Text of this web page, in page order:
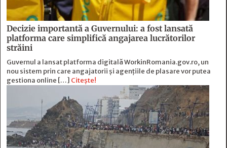
Decizie importantă a Guvernului: a fost lansată
platforma care simplifică angajarea lucrătorilor
străini
Guvernul a lansat platforma digitală WorkinRomania.gov.ro, un
nou sistem prin care angajatorii și agențiile de plasare vor putea
gestiona online […] Citește!